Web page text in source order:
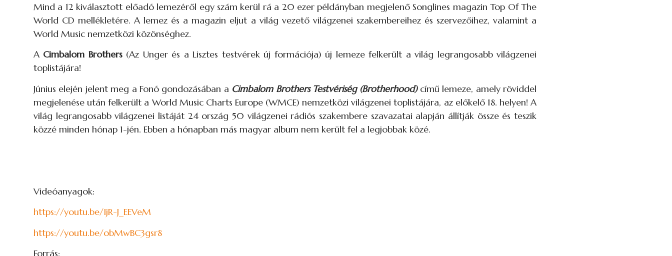
Mind a 12 kiválasztott előadó lemezéről egy szám kerül rá a 20 ezer példányban megjelenő Songlines magazin Top Of The
World CD mellékletére. A lemez és a magazin eljut a világ vezető világzenei szakembereihez és szervezőihez, valamint a
World Music nemzetközi közönséghez.
A Cimbalom Brothers(Az Unger és a Lisztes testvérek új formációja) új lemeze felkerült a világ legrangosabb világzenei
toplistájára!
Június elején jelent meg a Fonó gondozásában a Cimbalom Brothers Testvériség (Brotherhood)című lemeze, amely röviddel
megjelenése után felkerült a World Music Charts Europe (WMCE) nemzetközi világzenei toplistájára, az előkelő 18. helyen! A
világ legrangosabb világzenei listáját 24 ország 50 világzenei rádiós szakembere szavazatai alapján állítják össze és teszik
közzé minden hónap 1-jén. Ebben a hónapban más magyar album nem került fel a legjobbak közé.
Videóanyagok:
https://youtu.be/IjR-J_EEVeM
https://youtu.be/obMwBC3gsr8
Forrás: